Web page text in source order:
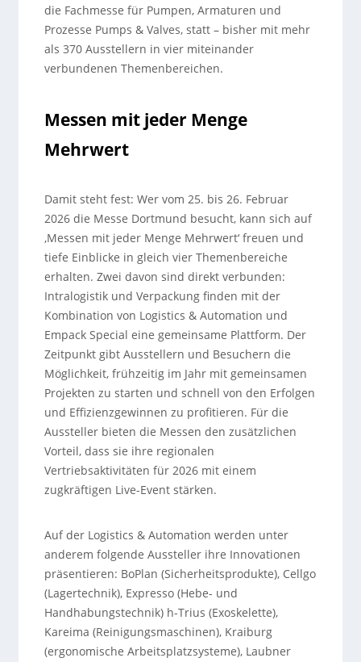
die Fachmesse für Pumpen, Armaturen und
Prozesse Pumps & Valves, statt – bisher mit mehr
als 370 Ausstellern in vier miteinander
verbundenen Themenbereichen.
Messen mit jeder Menge
Mehrwert
Damit steht fest: Wer vom 25. bis 26. Februar
2026 die Messe Dortmund besucht, kann sich auf
‚Messen mit jeder Menge Mehrwert‘ freuen und
tiefe Einblicke in gleich vier Themenbereiche
erhalten. Zwei davon sind direkt verbunden:
Intralogistik und Verpackung finden mit der
Kombination von Logistics & Automation und
Empack Special eine gemeinsame Plattform. Der
Zeitpunkt gibt Ausstellern und Besuchern die
Möglichkeit, frühzeitig im Jahr mit gemeinsamen
Projekten zu starten und schnell von den Erfolgen
und Effizienzgewinnen zu profitieren. Für die
Aussteller bieten die Messen den zusätzlichen
Vorteil, dass sie ihre regionalen
Vertriebsaktivitäten für 2026 mit einem
zugkräftigen Live-Event stärken.
Auf der Logistics & Automation werden unter
anderem folgende Aussteller ihre Innovationen
präsentieren: BoPlan (Sicherheitsprodukte), Cellgo
(Lagertechnik), Expresso (Hebe- und
Handhabungstechnik) h-Trius (Exoskelette),
Kareima (Reinigungsmaschinen), Kraiburg
(ergonomische Arbeitsplatzsysteme), Laubner